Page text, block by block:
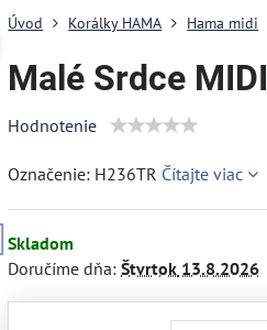
Úvod Korálky HAMA Hama midi
Malé Srdce MIDI
Hodnotenie
Označenie: H236TR Čítajte viac
Skladom
Doručíme dňa:Štvrtok 13.8.2026